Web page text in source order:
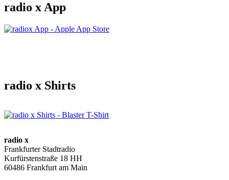
radio x App
radio x Shirts
radio x
Frankfurter Stadtradio
Kurfürstenstraße 18 HH
60486 Frankfurt am Main